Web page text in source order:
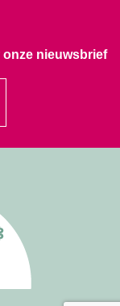
nieuwsbrief